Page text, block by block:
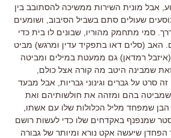
אבל מונית השירות ממשיכה להסתובב בין
שעולים סתם בשביל הסיבוב ושומעים
סמי מתחמק מהוריו שבונים לו בית כדי
האב (סלים דאו בתפקיד עדין ומרגש) מביט
(איזבל רמדאן) גם ממעטת במילים ומביטה
שמבינה היטב מה קורה אצל כולם
זה סרט על גברים וגינוני גבריות אבל מבעד
בהם ומזהה את חולשותיהם ואת
הבן שמפחד מליל הכלולות שלו עם אשתו
שמנפנף באקדחים שלו כדי לעשות רושם
הפחדן שיעשה אקט נורא ומיותר של גבורה